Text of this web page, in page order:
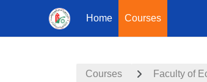
Home Courses
Courses Faculty of